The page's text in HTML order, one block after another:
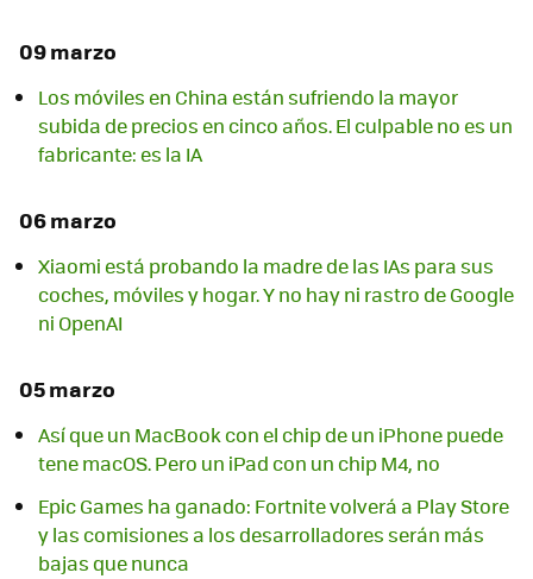
09 marzo
Los móviles en China están sufriendo la mayor
subida de precios en cinco años. El culpable no es un
fabricante: es la IA
06 marzo
Xiaomi está probando la madre de las IAs para sus
coches, móviles y hogar. Y no hay ni rastro de Google
ni OpenAI
05 marzo
Así que un MacBook con el chip de un iPhone puede
tene macOS. Pero un iPad con un chip M4, no
Epic Games ha ganado: Fortnite volverá a Play Store
y las comisiones a los desarrolladores serán más
bajas que nunca